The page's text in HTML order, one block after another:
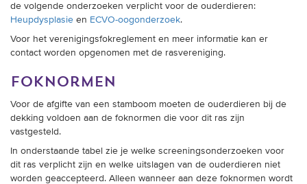
de volgende onderzoeken verplicht voor de ouderdieren:
Heupdysplasie en ECVO-oogonderzoek.
Voor het verenigingsfokreglement en meer informatie kan er
contact worden opgenomen met de rasvereniging.
foknormen
Voor de afgifte van een stamboom moeten de ouderdieren bij de
dekking voldoen aan de foknormen die voor dit ras zijn
vastgesteld.
In onderstaande tabel zie je welke screeningsonderzoeken voor
dit ras verplicht zijn en welke uitslagen van de ouderdieren niet
worden geaccepteerd. Alleen wanneer aan deze foknormen wordt